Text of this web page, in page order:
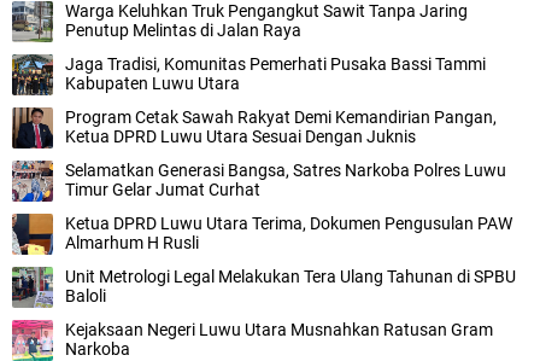
Warga Keluhkan Truk Pengangkut Sawit Tanpa Jaring
Penutup Melintas di Jalan Raya
Jaga Tradisi, Komunitas Pemerhati Pusaka Bassi Tammi
Kabupaten Luwu Utara
Program Cetak Sawah Rakyat Demi Kemandirian Pangan,
Ketua DPRD Luwu Utara Sesuai Dengan Juknis
Selamatkan Generasi Bangsa, Satres Narkoba Polres Luwu
Timur Gelar Jumat Curhat
Ketua DPRD Luwu Utara Terima, Dokumen Pengusulan PAW
Almarhum H Rusli
Unit Metrologi Legal Melakukan Tera Ulang Tahunan di SPBU
Baloli
Kejaksaan Negeri Luwu Utara Musnahkan Ratusan Gram
Narkoba